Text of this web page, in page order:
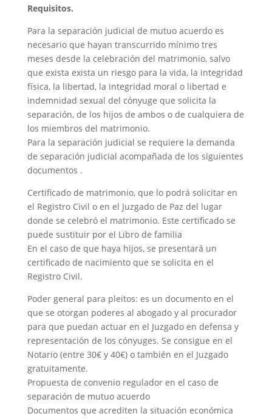
Requisitos.
Para la separación judicial de mutuo acuerdo es
necesario que hayan transcurrido mínimo tres
meses desde la celebración del matrimonio, salvo
que exista exista un riesgo para la vida, la integridad
física, la libertad, la integridad moral o libertad e
indemnidad sexual del cónyuge que solicita la
separación, de los hijos de ambos o de cualquiera de
los miembros del matrimonio.
Para la separación judicial se requiere la demanda
de separación judicial acompañada de los siguientes
documentos .
Certificado de matrimonio, que lo podrá solicitar en
el Registro Civil o en el Juzgado de Paz del lugar
donde se celebró el matrimonio. Este certificado se
puede sustituir por el Libro de familia
En el caso de que haya hijos, se presentará un
certificado de nacimiento que se solicita en el
Registro Civil.
Poder general para pleitos: es un documento en el
que se otorgan poderes al abogado y al procurador
para que puedan actuar en el Juzgado en defensa y
representación de los cónyuges. Se consigue en el
Notario (entre 30€ y 40€) o también en el Juzgado
gratuitamente.
Propuesta de convenio regulador en el caso de
separación de mutuo acuerdo
Documentos que acrediten la situación económica